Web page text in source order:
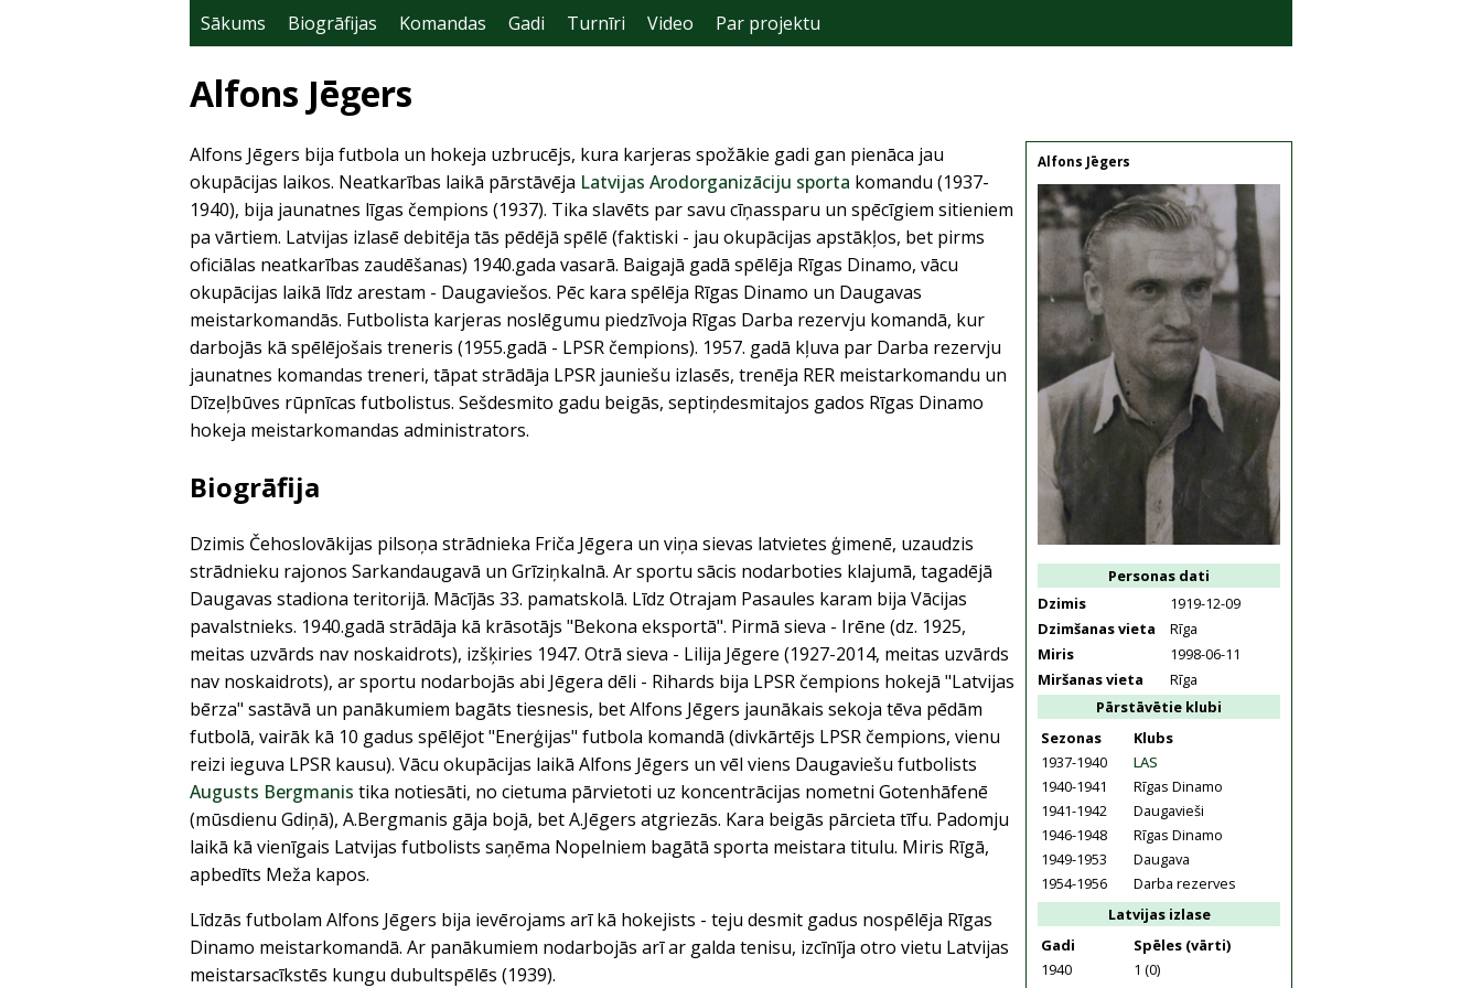
Sākums Biogrāfijas Komandas Gadi Turnīri Video Par projektu
Alfons Jēgers
Alfons Jēgers
Personas dati
Dzimis
1919-12-09
Dzimšanas vieta
Rīga
Miris
1998-06-11
Miršanas vieta
Rīga
Pārstāvētie klubi
Sezonas
Klubs
1937-1940
LAS
1940-1941
Rīgas Dinamo
1941-1942
Daugavieši
1946-1948
Rīgas Dinamo
1949-1953
Daugava
1954-1956
Darba rezerves
Latvijas izlase
Gadi
Spēles (vārti)
1940
1 (0)
Alfons Jēgers bija futbola un hokeja uzbrucējs, kura karjeras spožākie gadi gan pienāca jau
okupācijas laikos. Neatkarības laikā pārstāvēja Latvijas Arodorganizāciju sporta komandu (1937-
1940), bija jaunatnes līgas čempions (1937). Tika slavēts par savu cīņassparu un spēcīgiem sitieniem
pa vārtiem. Latvijas izlasē debitēja tās pēdējā spēlē (faktiski - jau okupācijas apstākļos, bet pirms
oficiālas neatkarības zaudēšanas) 1940.gada vasarā. Baigajā gadā spēlēja Rīgas Dinamo, vācu
okupācijas laikā līdz arestam - Daugaviešos. Pēc kara spēlēja Rīgas Dinamo un Daugavas
meistarkomandās. Futbolista karjeras noslēgumu piedzīvoja Rīgas Darba rezervju komandā, kur
darbojās kā spēlējošais treneris (1955.gadā - LPSR čempions). 1957. gadā kļuva par Darba rezervju
jaunatnes komandas treneri, tāpat strādāja LPSR jauniešu izlasēs, trenēja RER meistarkomandu un
Dīzeļbūves rūpnīcas futbolistus. Sešdesmito gadu beigās, septiņdesmitajos gados Rīgas Dinamo
hokeja meistarkomandas administrators.
Biogrāfija
Dzimis Čehoslovākijas pilsoņa strādnieka Friča Jēgera un viņa sievas latvietes ģimenē, uzaudzis
strādnieku rajonos Sarkandaugavā un Grīziņkalnā. Ar sportu sācis nodarboties klajumā, tagadējā
Daugavas stadiona teritorijā. Mācījās 33. pamatskolā. Līdz Otrajam Pasaules karam bija Vācijas
pavalstnieks. 1940.gadā strādāja kā krāsotājs "Bekona eksportā". Pirmā sieva - Irēne (dz. 1925,
meitas uzvārds nav noskaidrots), izšķiries 1947. Otrā sieva - Lilija Jēgere (1927-2014, meitas uzvārds
nav noskaidrots), ar sportu nodarbojās abi Jēgera dēli - Rihards bija LPSR čempions hokejā "Latvijas
bērza" sastāvā un panākumiem bagāts tiesnesis, bet Alfons Jēgers jaunākais sekoja tēva pēdām
futbolā, vairāk kā 10 gadus spēlējot "Enerģijas" futbola komandā (divkārtējs LPSR čempions, vienu
reizi ieguva LPSR kausu). Vācu okupācijas laikā Alfons Jēgers un vēl viens Daugaviešu futbolists
Augusts Bergmanis tika notiesāti, no cietuma pārvietoti uz koncentrācijas nometni Gotenhāfenē
(mūsdienu Gdiņā), A.Bergmanis gāja bojā, bet A.Jēgers atgriezās. Kara beigās pārcieta tīfu. Padomju
laikā kā vienīgais Latvijas futbolists saņēma Nopelniem bagātā sporta meistara titulu. Miris Rīgā,
apbedīts Meža kapos.
Līdzās futbolam Alfons Jēgers bija ievērojams arī kā hokejists - teju desmit gadus nospēlēja Rīgas
Dinamo meistarkomandā. Ar panākumiem nodarbojās arī ar galda tenisu, izcīnīja otro vietu Latvijas
meistarsacīkstēs kungu dubultspēlēs (1939).